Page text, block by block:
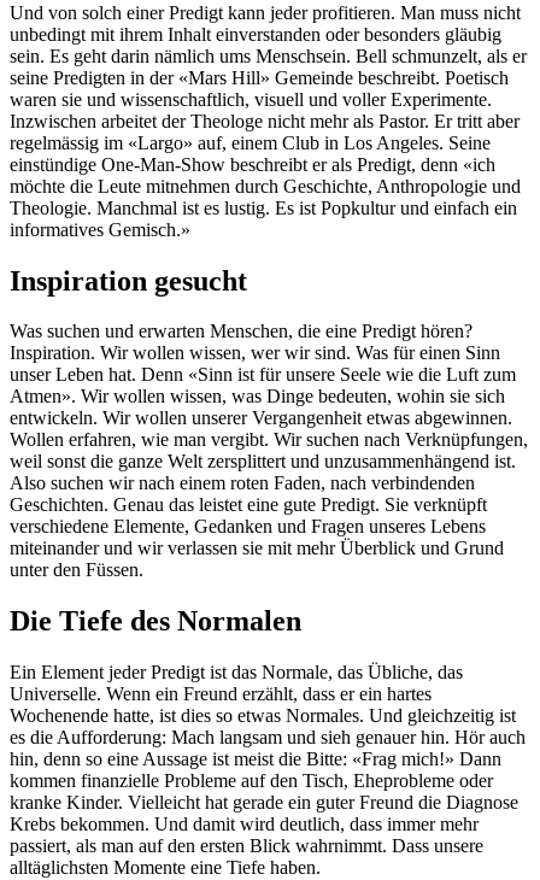
Und von solch einer Predigt kann jeder profitieren. Man muss nicht
unbedingt mit ihrem Inhalt einverstanden oder besonders gläubig
sein. Es geht darin nämlich ums Menschsein. Bell schmunzelt, als er
seine Predigten in der «Mars Hill» Gemeinde beschreibt. Poetisch
waren sie und wissenschaftlich, visuell und voller Experimente.
Inzwischen arbeitet der Theologe nicht mehr als Pastor. Er tritt aber
regelmässig im «Largo» auf, einem Club in Los Angeles. Seine
einstündige One-Man-Show beschreibt er als Predigt, denn «ich
möchte die Leute mitnehmen durch Geschichte, Anthropologie und
Theologie. Manchmal ist es lustig. Es ist Popkultur und einfach ein
informatives Gemisch.»
Inspiration gesucht
Was suchen und erwarten Menschen, die eine Predigt hören?
Inspiration. Wir wollen wissen, wer wir sind. Was für einen Sinn
unser Leben hat. Denn «Sinn ist für unsere Seele wie die Luft zum
Atmen». Wir wollen wissen, was Dinge bedeuten, wohin sie sich
entwickeln. Wir wollen unserer Vergangenheit etwas abgewinnen.
Wollen erfahren, wie man vergibt. Wir suchen nach Verknüpfungen,
weil sonst die ganze Welt zersplittert und unzusammenhängend ist.
Also suchen wir nach einem roten Faden, nach verbindenden
Geschichten. Genau das leistet eine gute Predigt. Sie verknüpft
verschiedene Elemente, Gedanken und Fragen unseres Lebens
miteinander und wir verlassen sie mit mehr Überblick und Grund
unter den Füssen.
Die Tiefe des Normalen
Ein Element jeder Predigt ist das Normale, das Übliche, das
Universelle. Wenn ein Freund erzählt, dass er ein hartes
Wochenende hatte, ist dies so etwas Normales. Und gleichzeitig ist
es die Aufforderung: Mach langsam und sieh genauer hin. Hör auch
hin, denn so eine Aussage ist meist die Bitte: «Frag mich!» Dann
kommen finanzielle Probleme auf den Tisch, Eheprobleme oder
kranke Kinder. Vielleicht hat gerade ein guter Freund die Diagnose
Krebs bekommen. Und damit wird deutlich, dass immer mehr
passiert, als man auf den ersten Blick wahrnimmt. Dass unsere
alltäglichsten Momente eine Tiefe haben.